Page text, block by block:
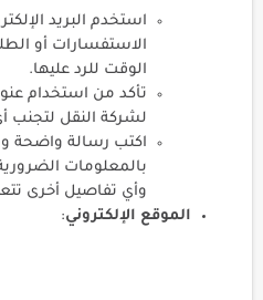
استخدم البريد
الاستفسارات أو
الوقت للرد عليها.
تأكد من استخدام
لشركة النقل لتجنب
اكتب رسالة واضحة
بالمعلومات
وأي تفاصيل أخرى
الموقع الإلكتروني: